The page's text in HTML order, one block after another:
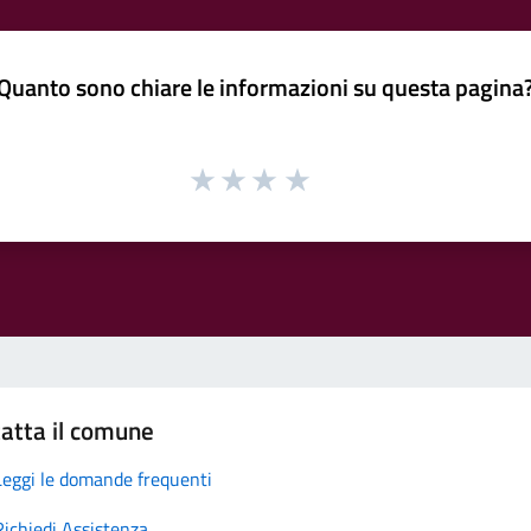
sono chiare le informazioni su questa
il comune
le domande frequenti